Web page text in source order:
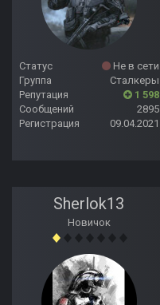
Статус
Не в сети
Группа
Сталкеры
Репутация
1 598
Сообщений
2895
Регистрация
09.04.2021
Sherlok13
Новичок